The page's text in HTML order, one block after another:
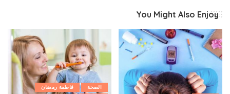
You Might Also Enjoy
الصحة
فاطمة رمضان